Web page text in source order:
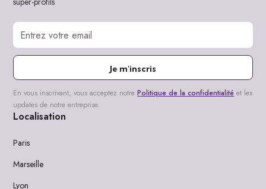
Je m'inscris
En vous inscrivant, vous acceptez notrePolitique de la confidentialité et les
updates de notre entreprise.
Localisation
Paris
Marseille
Lyon